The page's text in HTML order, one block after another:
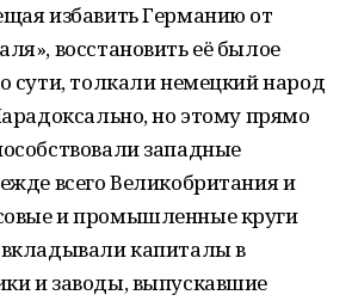
избавить Германию от
восстановить её былое
сути, толкали немецкий народ
но этому прямо
западные
всего Великобритания и
и промышленные круги
вкладывали капиталы в
и заводы, выпускавшие